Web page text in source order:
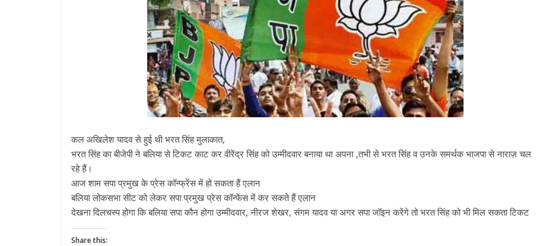
कल अखिलेश यादव से हुई थी भरत सिंह मुलाकात,
भरत सिंह का बीजेपी ने बलिया से टिकट काट कर वीरेंद्र सिंह को उम्मीदवार बनाया था अपना ,तभी से भरत सिंह व उनके समर्थक भाजपा से नाराज़ चल
रहे हैं।
आज शाम सपा प्रमुख के प्रेस कॉन्फ्रेंस में हो सकता हैं एलान
बलिया लोकसभा सीट को लेकर सपा प्रमुख प्रेस कॉन्फेंस में कर सकते हैं एलान
देखना दिलचस्प होगा कि बलिया सपा कौन होगा उम्मीदवार, नीरज शेखर, संगम यादव या अगर सपा जॉइन करेंगे तो भरत सिंह को भी मिल सकता टिकट
Share this: